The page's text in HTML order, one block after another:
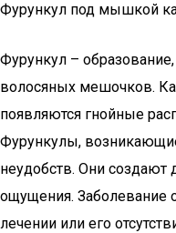
Фурункул под мышкой
Фурункул –
волосяных мешочков.
появляются гнойные
Фурункулы,
неудобств. Они
ощущения. Заболевание
лечении или его